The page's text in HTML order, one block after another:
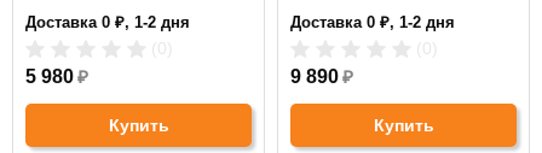
Доставка 0 ₽, 1-2 дня
5 980₽
Купить
Доставка 0 ₽, 1-2 дня
9 890₽
Купить